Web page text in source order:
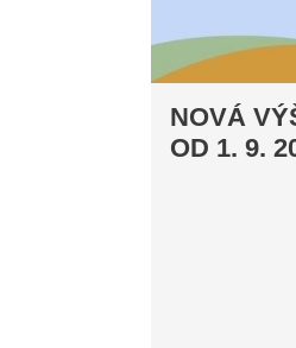
NOVÁ
OD 1. 9.